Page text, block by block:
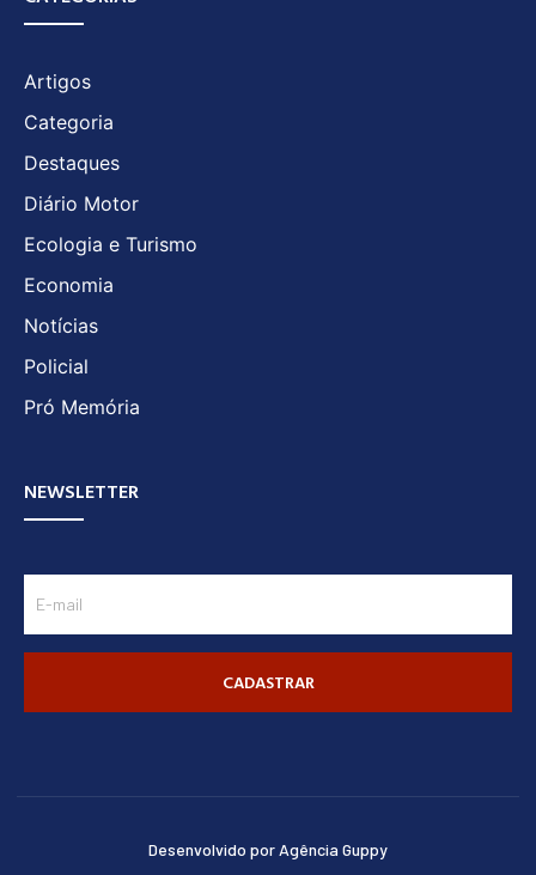
Artigos
Categoria
Destaques
Diário Motor
Ecologia e Turismo
Economia
Notícias
Policial
Pró Memória
NEWSLETTER
CADASTRAR
Desenvolvido por Agência Guppy